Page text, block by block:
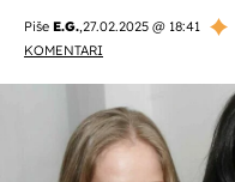
Piše E.G.,27.02.2025 @ 18:41
KOMENTARI